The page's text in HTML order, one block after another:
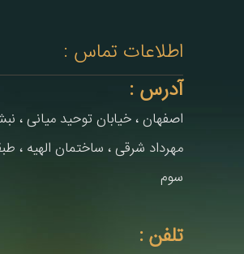
اطلاعات تماس :
آدرس :
اصفهان ، خیابان توحید میانی ،
مهرداد شرقی ، ساختمان الهیه ،
سوم
تلفن :